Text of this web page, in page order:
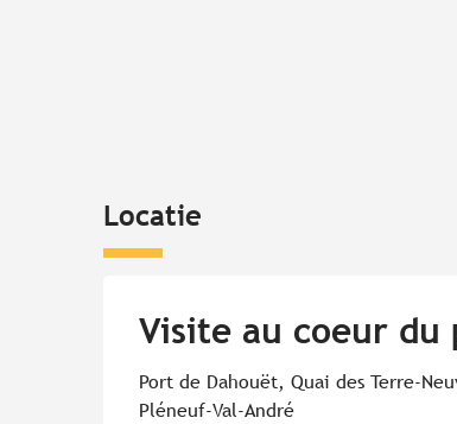
Locatie
Visite au coeur du
Port de Dahouët, Quai des Terre-
Pléneuf-Val-André